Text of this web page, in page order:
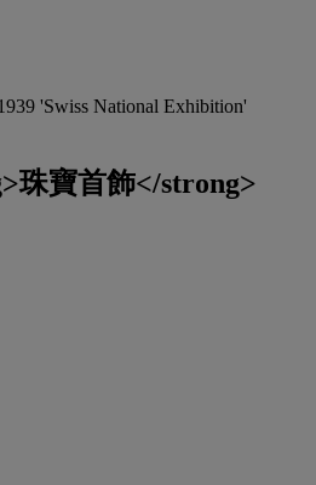
'Swiss National Exhibition'
珠寶首飾</strong>